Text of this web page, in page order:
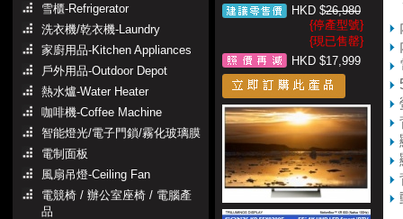
雪櫃-Refrigerator
洗衣機/乾衣機-Laundry
家廚用品-Kitchen Appliances
戶外用品-Outdoor Depot
熱水爐-Water Heater
咖啡機-Coffee Machine
智能燈光/電子門鎖/霧化玻璃膜
電制面板
風扇吊燈-Ceiling Fan
電競椅 / 辦公室座椅 / 電腦產
品
HKD $26,980
{停產型號}
{現已售罄}
HKD $17,999